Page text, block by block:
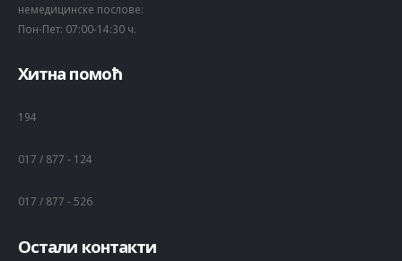
немедицинске послове:
Пон-Пет: 07:00-14:30 ч.
Хитна помоћ
194
017 / 877 - 124
017 / 877 - 526
Остали контакти